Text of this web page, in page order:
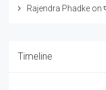
Rajendra Phadke on
Timeline